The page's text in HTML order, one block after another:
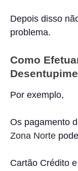
Depois disso
problema.
Como
Por exemplo,
Os pagamento
Zona Norte
Cartão Crédito